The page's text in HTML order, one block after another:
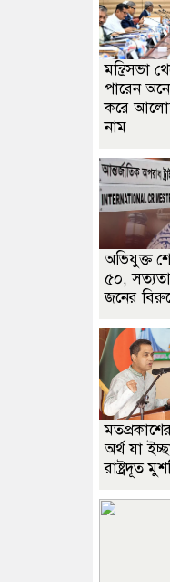
গলায় দ’ড়ি
মন্ত্রিসভা
পারেন
করে
নাম
অভিযুক্ত
৫০,
জনের
অর্থ যা
রাষ্ট্রদূত